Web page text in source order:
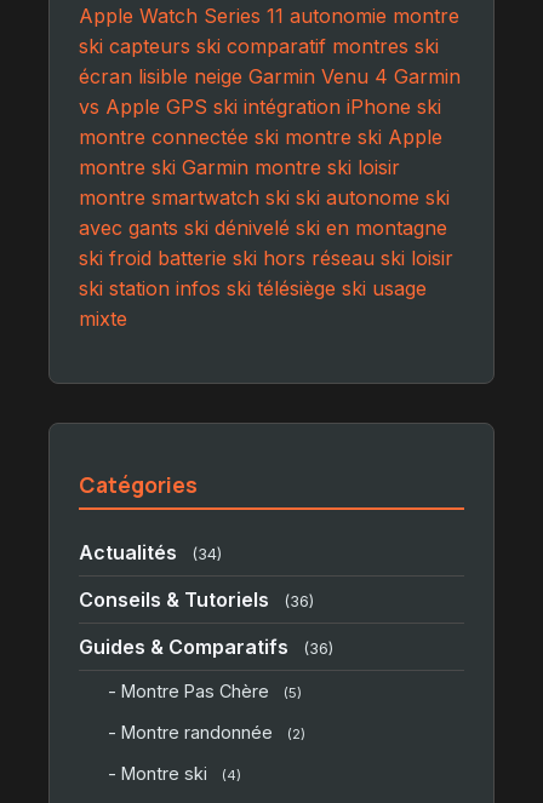
Apple Watch Series 11 autonomie montre
ski capteurs ski comparatif montres ski
écran lisible neige Garmin Venu 4 Garmin
vs Apple GPS ski intégration iPhone ski
montre connectée ski montre ski Apple
montre ski Garmin montre ski loisir
montre smartwatch ski ski autonome ski
avec gants ski dénivelé ski en montagne
ski froid batterie ski hors réseau ski loisir
ski station infos ski télésiège ski usage
mixte
Catégories
Actualités (34)
Conseils & Tutoriels (36)
Guides & Comparatifs (36)
- Montre Pas Chère (5)
- Montre randonnée (2)
- Montre ski (4)